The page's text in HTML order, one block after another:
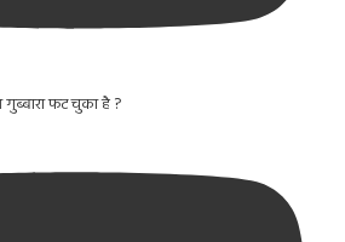
गुब्बारा फट चुका है ?